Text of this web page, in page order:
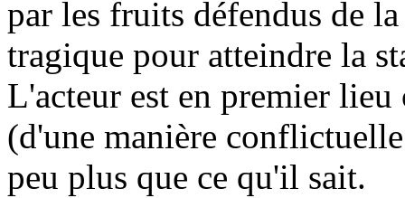
par les fruits défendus de
tragique pour atteindre la
L'acteur est en premier
(d'une manière
peu plus que ce qu'il sait.